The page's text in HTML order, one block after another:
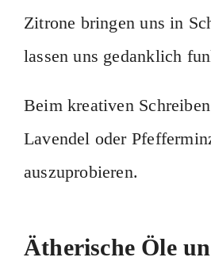
Zitrone bringen uns in
lassen uns gedanklich
Beim kreativen
Lavendel oder
auszuprobieren.
Ätherische Öle